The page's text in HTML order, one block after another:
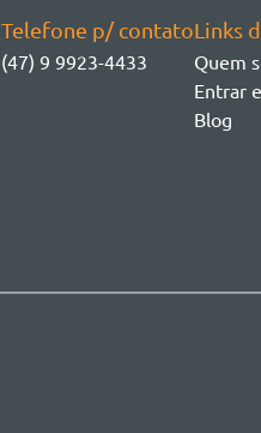
Telefone p/ contato
(47) 9 9923-4433
Links
Quem
Entrar
Blog